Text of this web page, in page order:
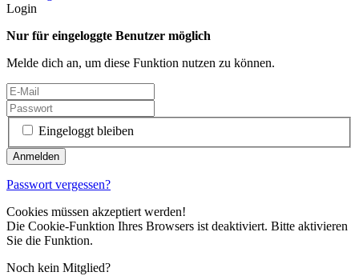
Login
Nur für eingeloggte Benutzer möglich
Melde dich an, um diese Funktion nutzen zu können.
Eingeloggt bleiben
Passwort vergessen?
Cookies müssen akzeptiert werden!
Die Cookie-Funktion Ihres Browsers ist deaktiviert. Bitte aktivieren
Sie die Funktion.
Noch kein Mitglied?